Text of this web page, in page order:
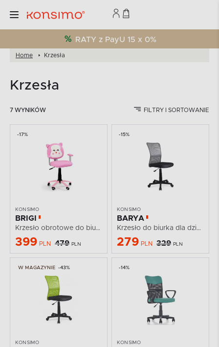
RATY z PayU 15 x 0%
Home Krzesła
Krzesła
7 WYNIKÓW FILTRY I SORTOWANIE
-17%
KONSIMO
BRIGI
Krzesło obrotowe do biurka dla dziewczynki z...
399 PLN 479 PLN
-15%
KONSIMO
BARYA
Krzesło do biurka dla dzieci obrotowe szare
279 PLN 329 PLN
W MAGAZYNIE -43%
KONSIMO
-14%
KONSIMO